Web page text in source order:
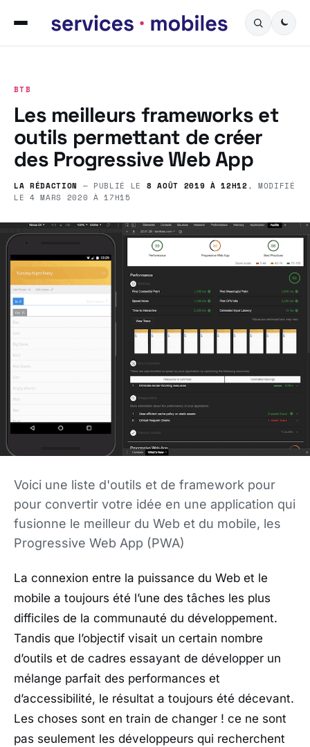
BTB
Les meilleurs frameworks et
outils permettant de créer
des Progressive Web App
LA RÉDACTION — PUBLIÉ LE 8 AOÛT 2019 À 12H12, MODIFIÉ
LE4 MARS 2020 À 17H15
Voici une liste d'outils et de framework pour
pour convertir votre idée en une application qui
fusionne le meilleur du Web et du mobile, les
Progressive Web App (PWA)
La connexion entre la puissance du Web et le
mobile a toujours été l’une des tâches les plus
difficiles de la communauté du développement.
Tandis que l’objectif visait un certain nombre
d’outils et de cadres essayant de développer un
mélange parfait des performances et
d’accessibilité, le résultat a toujours été décevant.
Les choses sont en train de changer ! ce ne sont
pas seulement les développeurs qui recherchent